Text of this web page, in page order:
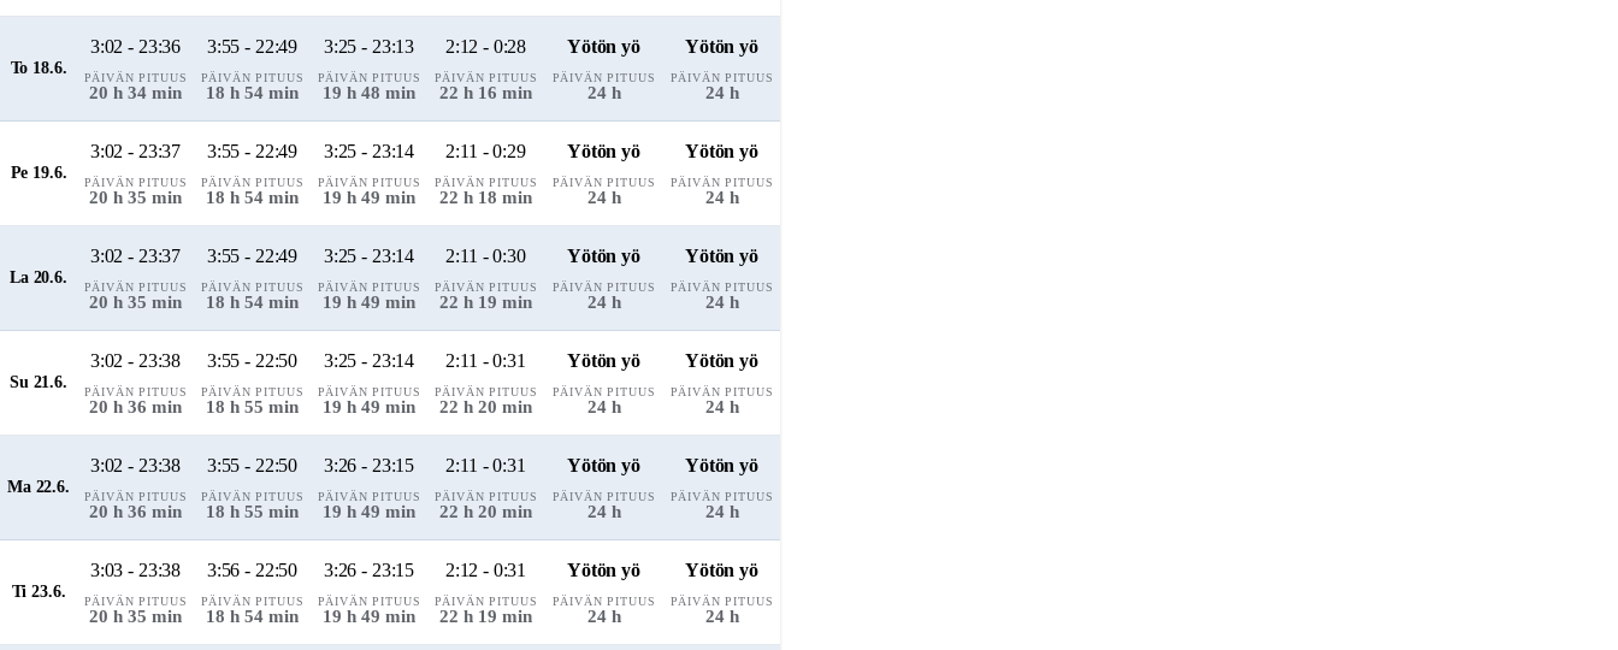
To 18.6.
3:02 - 23:36
PÄIVÄN PITUUS
20 h 34 min
3:55 - 22:49
PÄIVÄN PITUUS
18 h 54 min
3:25 - 23:13
PÄIVÄN PITUUS
19 h 48 min
2:12 - 0:28
PÄIVÄN PITUUS
22 h 16 min
Yötön yö
PÄIVÄN PITUUS
24 h
Yötön yö
PÄIVÄN PITUUS
24 h
Pe 19.6.
3:02 - 23:37
PÄIVÄN PITUUS
20 h 35 min
3:55 - 22:49
PÄIVÄN PITUUS
18 h 54 min
3:25 - 23:14
PÄIVÄN PITUUS
19 h 49 min
2:11 - 0:29
PÄIVÄN PITUUS
22 h 18 min
Yötön yö
PÄIVÄN PITUUS
24 h
Yötön yö
PÄIVÄN PITUUS
24 h
La 20.6.
3:02 - 23:37
PÄIVÄN PITUUS
20 h 35 min
3:55 - 22:49
PÄIVÄN PITUUS
18 h 54 min
3:25 - 23:14
PÄIVÄN PITUUS
19 h 49 min
2:11 - 0:30
PÄIVÄN PITUUS
22 h 19 min
Yötön yö
PÄIVÄN PITUUS
24 h
Yötön yö
PÄIVÄN PITUUS
24 h
Su 21.6.
3:02 - 23:38
PÄIVÄN PITUUS
20 h 36 min
3:55 - 22:50
PÄIVÄN PITUUS
18 h 55 min
3:25 - 23:14
PÄIVÄN PITUUS
19 h 49 min
2:11 - 0:31
PÄIVÄN PITUUS
22 h 20 min
Yötön yö
PÄIVÄN PITUUS
24 h
Yötön yö
PÄIVÄN PITUUS
24 h
Ma 22.6.
3:02 - 23:38
PÄIVÄN PITUUS
20 h 36 min
3:55 - 22:50
PÄIVÄN PITUUS
18 h 55 min
3:26 - 23:15
PÄIVÄN PITUUS
19 h 49 min
2:11 - 0:31
PÄIVÄN PITUUS
22 h 20 min
Yötön yö
PÄIVÄN PITUUS
24 h
Yötön yö
PÄIVÄN PITUUS
24 h
Ti 23.6.
3:03 - 23:38
PÄIVÄN PITUUS
20 h 35 min
3:56 - 22:50
PÄIVÄN PITUUS
18 h 54 min
3:26 - 23:15
PÄIVÄN PITUUS
19 h 49 min
2:12 - 0:31
PÄIVÄN PITUUS
22 h 19 min
Yötön yö
PÄIVÄN PITUUS
24 h
Yötön yö
PÄIVÄN PITUUS
24 h